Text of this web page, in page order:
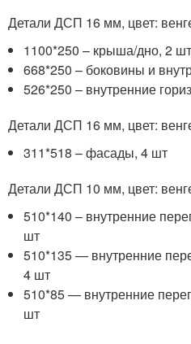
Детали ДСП 16 мм, цвет:
1100*250 – крыша/дно, 2 шт
668*250 – боковины и
526*250 – внутренние
Детали ДСП 16 мм, цвет:
311*518 – фасады, 4 шт
Детали ДСП 10 мм, цвет:
510*140 – внутренние
шт
510*135 — внутренние
4 шт
510*85 — внутренние
шт